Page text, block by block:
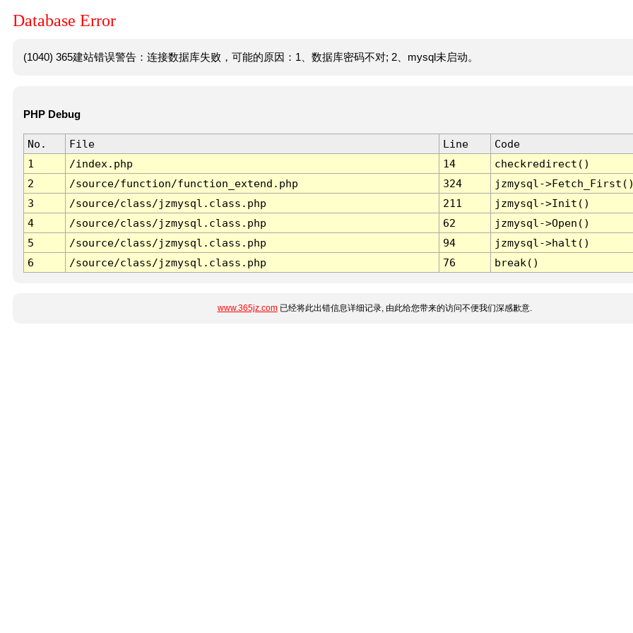
Database Error
(1040) 365建站错误警告：连接数据库失败，可能的原因：1、数据库密码不对; 2、mysql未启动。
PHP Debug
No. File Line
Code
1
/index.php 14
checkredirect()
2
/source/function/function_extend.php 324
jzmysql-
3
/source/class/jzmysql.class.php 211
jzmysql->Init()
4
/source/class/jzmysql.class.php 62
jzmysql->Open()
5
/source/class/jzmysql.class.php 94
jzmysql->halt()
6
/source/class/jzmysql.class.php 76 break()
www.365jz.com已经将此出错信息详细记录, 由此给您带来的访问不便我们深感歉意.